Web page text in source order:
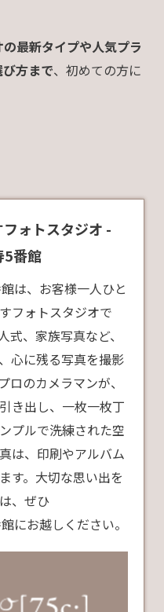
最新タイプや人気プラ
方まで、初めての方に
ォトスタジオ -
番館
は、お客様一人ひと
フォトスタジオで
式、家族写真など、
心に残る写真を撮影
ロのカメラマンが、
き出し、一枚一枚丁
プルで洗練された空
は、印刷やアルバム
す。大切な思い出を
、ぜひ
にお越しください。